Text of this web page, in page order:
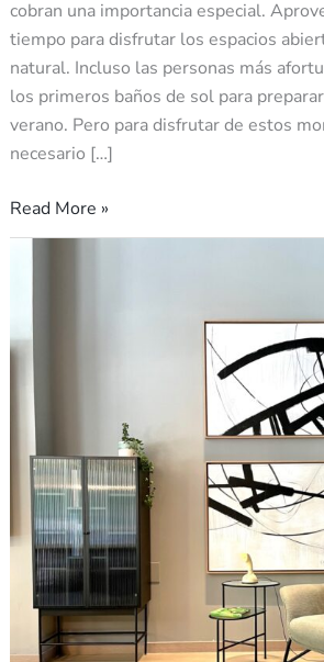
cobran una importancia especial.
tiempo para disfrutar los espacios
natural. Incluso las personas más
los primeros baños de sol para
verano. Pero para disfrutar de estos
necesario […]
Read More »
decoración
vertical